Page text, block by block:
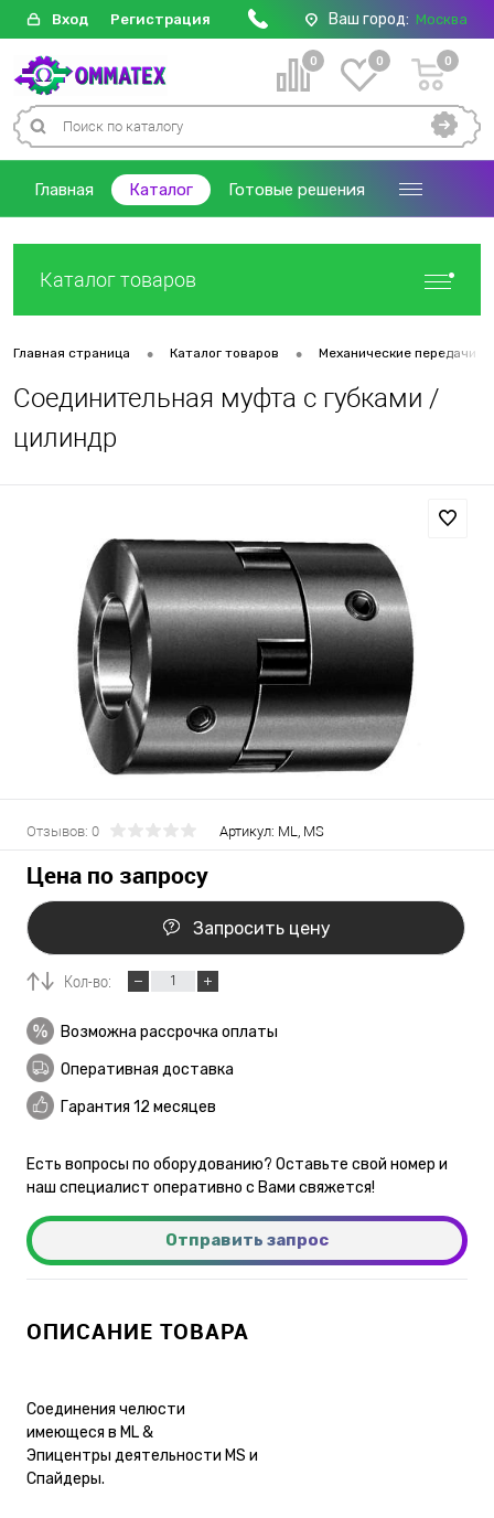
Вход Регистрация Ваш город: Москва
0 0 0
Главная Каталог Готовые решения
Каталог товаров
Главная страница • Каталог товаров • Механические передачи
Соединительная муфта с губками /
цилиндр
Отзывов: 0 Артикул: ML, MS
Цена по запросу
Запросить цену
Кол-во:
Возможна рассрочка оплаты
Оперативная доставка
Гарантия 12 месяцев
Есть вопросы по оборудованию? Оставьте свой номер и
наш специалист оперативно с Вами свяжется!
Отправить запрос
ОПИСАНИЕ ТОВАРА
Соединения челюсти
имеющеся в ML &
Эпицентры деятельности MS и
Спайдеры.